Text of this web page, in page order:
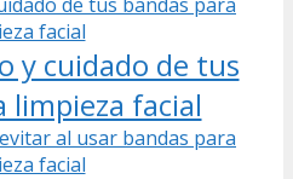
y cuidado de tus
limpieza facial